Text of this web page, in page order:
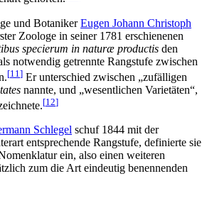
und BotanikerEugen Johann Christoph
Zoologe in seiner 1781 erschienenen
specierum in naturæ productis den
notwendig getrennte Rangstufe zwischen
[11 ] Er unterschied zwischen „zufälligen
nannte, und „wesentlichen Varietäten“,
[12]
Schlegel schuf 1844 mit der
entsprechende Rangstufe, definierte sie
ein, also einen weiteren
zum die Art eindeutig benennenden